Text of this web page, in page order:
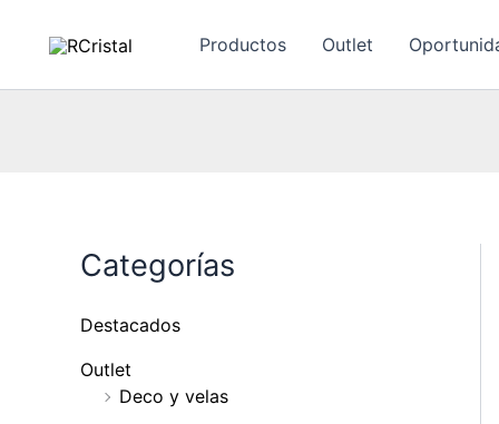
Productos Outlet
Categorías
Destacados
Outlet
Deco y velas